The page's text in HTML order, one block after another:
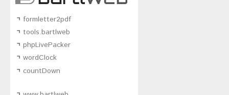
formletter2pdf
tools.bartlweb
phpLivePacker
wordClock
countDown